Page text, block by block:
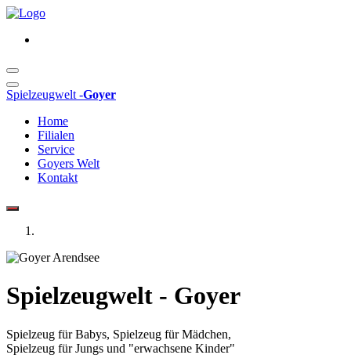
Spielzeugwelt -Goyer
Home
Filialen
Service
Goyers Welt
Kontakt
Spielzeugwelt - Goyer
Spielzeug für Babys, Spielzeug für Mädchen,
Spielzeug für Jungs und "erwachsene Kinder"